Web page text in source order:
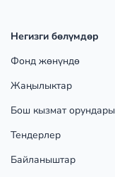
Негизги бөлүмдөр
Фонд жөнүндө
Жаңылыктар
Бош кызмат орундары
Тендерлер
Байланыштар